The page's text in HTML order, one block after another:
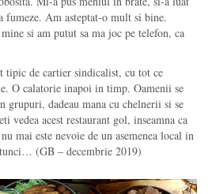
fumeze. Am asteptat-o mult si bine.
si am putut sa ma joc pe telefon, ca
tipic de cartier sindicalist, cu tot ce
O calatorie inapoi in timp. Oamenii se
grupuri, dadeau mana cu chelnerii si se
vedea acest restaurant gol, inseamna ca
mai este nevoie de un asemenea local in
(GB – decembrie 2019)